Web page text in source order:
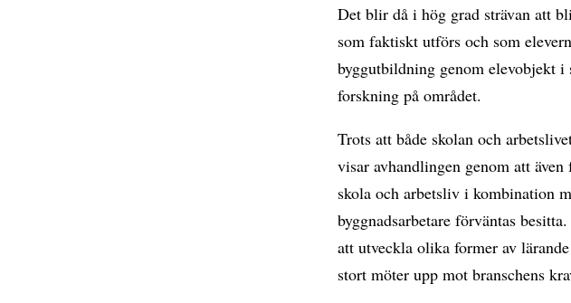
Det blir då i hög grad strävan att
som faktiskt utförs och som
byggutbildning genom elevobjekt
forskning på området.
Trots att både skolan och
visar avhandlingen genom att
skola och arbetsliv i kombination
byggnadsarbetare förväntas
att utveckla olika former av
stort möter upp mot branschens